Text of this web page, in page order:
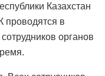
Казахстан
проводятся в
органов